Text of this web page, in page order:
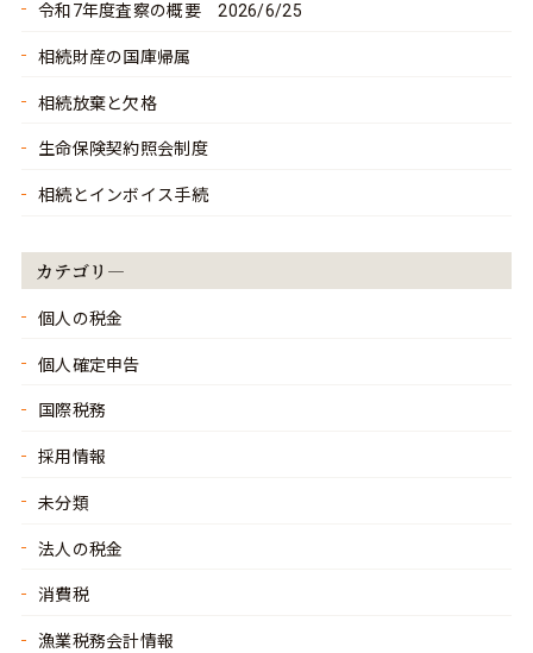
令和7年度査察の概要 2026/6/25
相続財産の国庫帰属
相続放棄と欠格
生命保険契約照会制度
相続とインボイス手続
カテゴリ―
個人の税金
個人確定申告
国際税務
採用情報
未分類
法人の税金
消費税
漁業税務会計情報